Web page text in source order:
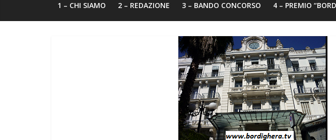
1 – CHI SIAMO 2 – REDAZIONE 3 – BANDO CONCORSO 4 – PREMIO